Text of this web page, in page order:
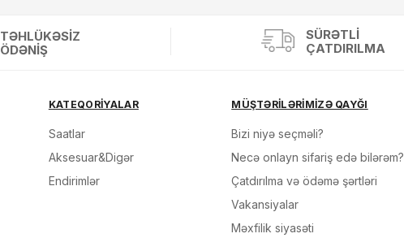
TƏHLÜKƏSIZ
ÖDƏNIŞ
SÜRƏTLI
ÇATDIRILMA
KATEQORİYALAR
Saatlar
Aksesuar&Digər
Endirimlər
MÜŞTƏRİLƏRİMİZƏ QAYĞI
Bizi niyə seçməli?
Necə onlayn sifariş edə bilərəm?
Çatdırılma və ödəmə şərtləri
Vakansiyalar
Məxfilik siyasəti